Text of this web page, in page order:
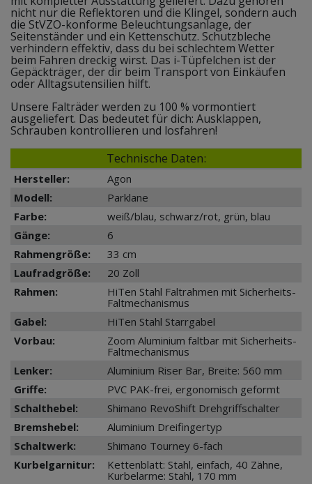
nicht nur die Reflektoren und die Klingel, sondern auch
die StVZO-konforme Beleuchtungsanlage, der
Seitenständer und ein Kettenschutz. Schutzbleche
verhindern effektiv, dass du bei schlechtem Wetter
beim Fahren dreckig wirst. Das i-Tüpfelchen ist der
Gepäckträger, der dir beim Transport von Einkäufen
oder Alltagsutensilien hilft.
Unsere Falträder werden zu 100 % vormontiert
ausgeliefert. Das bedeutet für dich: Ausklappen,
Schrauben kontrollieren und losfahren!
Technische Daten:
Hersteller:
Agon
Modell:
Parklane
Farbe:
weiß/blau, schwarz/rot, grün, blau
Gänge:
6
Rahmengröße:
33 cm
Laufradgröße:
20 Zoll
Rahmen:
HiTen Stahl Faltrahmen mit Sicherheits-
Faltmechanismus
Gabel:
HiTen Stahl Starrgabel
Vorbau:
Zoom Aluminium faltbar mit Sicherheits-
Faltmechanismus
Lenker:
Aluminium Riser Bar, Breite: 560 mm
Griffe:
PVC PAK-frei, ergonomisch geformt
Schalthebel:
Shimano RevoShift Drehgriffschalter
Bremshebel:
Aluminium Dreifingertyp
Schaltwerk:
Shimano Tourney 6-fach
Kurbelgarnitur:
Kettenblatt: Stahl, einfach, 40 Zähne,
Kurbelarme: Stahl, 170 mm